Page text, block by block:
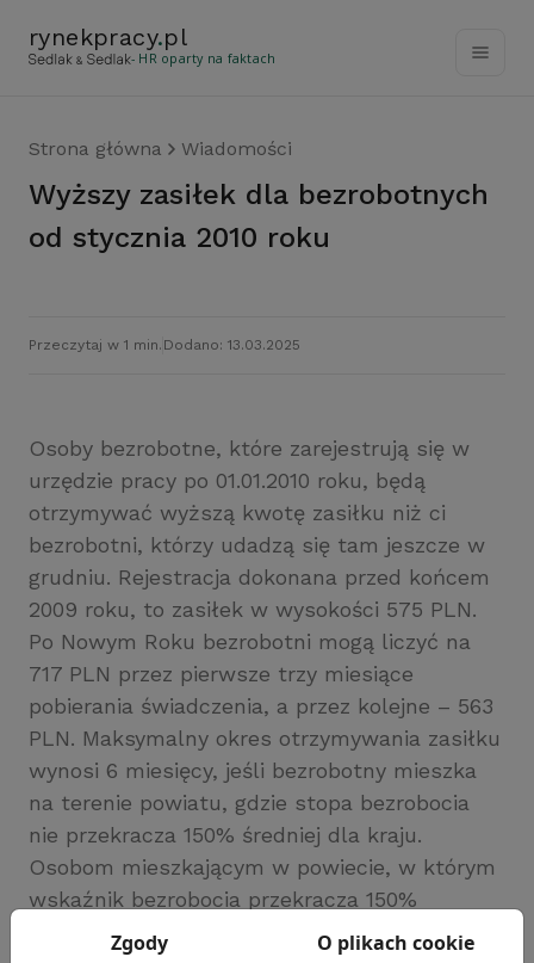
rynekpracy.pl
- HR oparty na faktach
Strona główna Wiadomości
Wyższy zasiłek dla bezrobotnych
od stycznia 2010 roku
Przeczytaj w 1 min. Dodano: 13.03.2025
Osoby bezrobotne, które zarejestrują się w
urzędzie pracy po 01.01.2010 roku, będą
otrzymywać wyższą kwotę zasiłku niż ci
bezrobotni, którzy udadzą się tam jeszcze w
grudniu. Rejestracja dokonana przed końcem
2009 roku, to zasiłek w wysokości 575 PLN.
Po Nowym Roku bezrobotni mogą liczyć na
717 PLN przez pierwsze trzy miesiące
pobierania świadczenia, a przez kolejne – 563
PLN. Maksymalny okres otrzymywania zasiłku
wynosi 6 miesięcy, jeśli bezrobotny mieszka
na terenie powiatu, gdzie stopa bezrobocia
nie przekracza 150% średniej dla kraju.
Osobom mieszkającym w powiecie, w którym
wskaźnik bezrobocia przekracza 150%
przeciętnej stopy bezrobocia w kraju, zasiłek
Zgody O plikach cookie